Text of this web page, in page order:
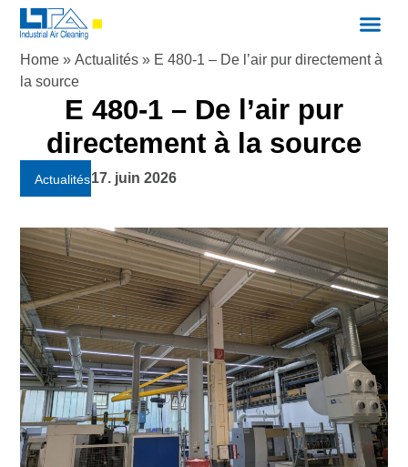
Home »Actualités » E 480-1 – De l’air pur directement à
la source
E 480-1 – De l’air pur
directement à la source
Actualités17. juin 2026